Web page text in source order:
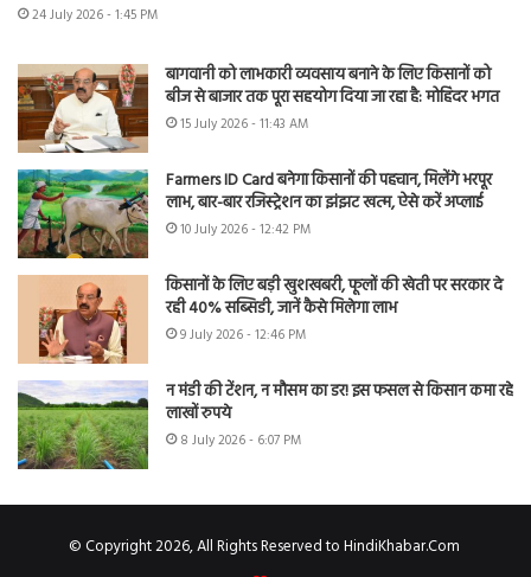
24 July 2026 - 1:45 PM
बागवानी को लाभकारी व्यवसाय बनाने के लिए किसानों को
बीज से बाजार तक पूरा सहयोग दिया जा रहा है: मोहिंदर भगत
15 July 2026 - 11:43 AM
Farmers ID Card बनेगा किसानों की पहचान, मिलेंगे भरपूर
लाभ, बार-बार रजिस्ट्रेशन का झंझट खत्म, ऐसे करें अप्लाई
10 July 2026 - 12:42 PM
किसानों के लिए बड़ी खुशखबरी, फूलों की खेती पर सरकार दे
रही 40% सब्सिडी, जानें कैसे मिलेगा लाभ
9 July 2026 - 12:46 PM
न मंडी की टेंशन, न मौसम का डर! इस फसल से किसान कमा रहे
लाखों रुपये
8 July 2026 - 6:07 PM
© Copyright 2026, All Rights Reserved to HindiKhabar.Com